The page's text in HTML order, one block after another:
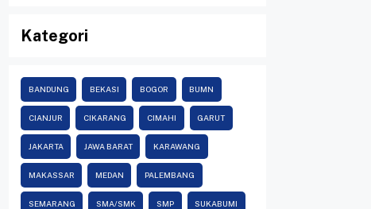
Kategori
BANDUNG BEKASI BOGOR BUMN
CIANJUR CIKARANG CIMAHI GARUT
JAKARTA JAWA BARAT KARAWANG
MAKASSAR MEDAN PALEMBANG
SEMARANG SMA/SMK SMP SUKABUMI